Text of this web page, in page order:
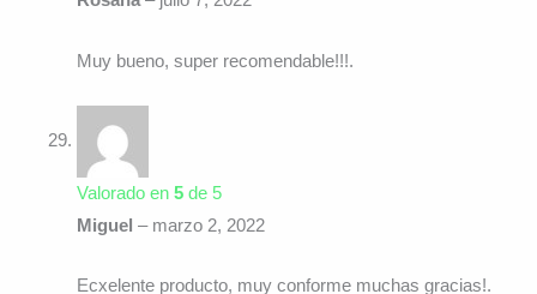
Muy bueno, super recomendable!!!.
Valorado en 5de 5
Miguel – marzo 2, 2022
Ecxelente producto, muy conforme muchas gracias!.